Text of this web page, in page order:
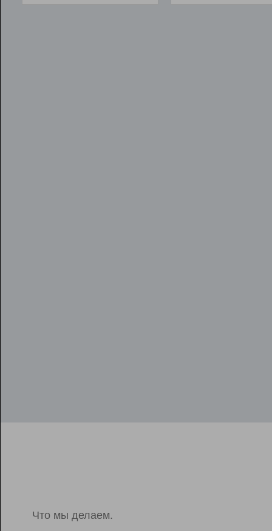
Что мы делаем.